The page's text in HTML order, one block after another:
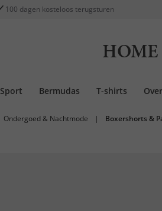
100 dagen kosteloos terugsturen
Sport Bermudas T-shirts
Ondergoed & Nachtmode | Boxershorts &